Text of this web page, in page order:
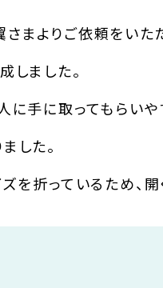
まよりご依頼をいただ
しました。
手に取ってもらいや
した。
を折っているため、